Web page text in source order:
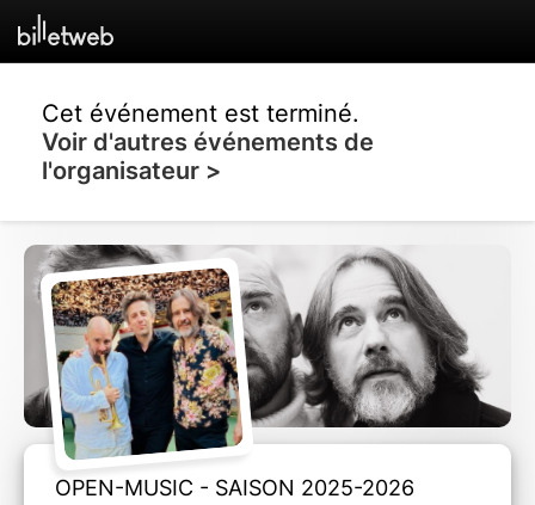
Cet événement est terminé.
Voir d'autres événements de
l'organisateur >
OPEN-MUSIC - SAISON 2025-2026